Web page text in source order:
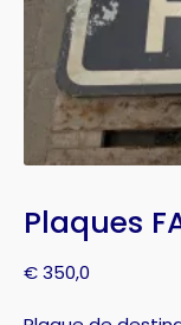
Plaques
€350,0